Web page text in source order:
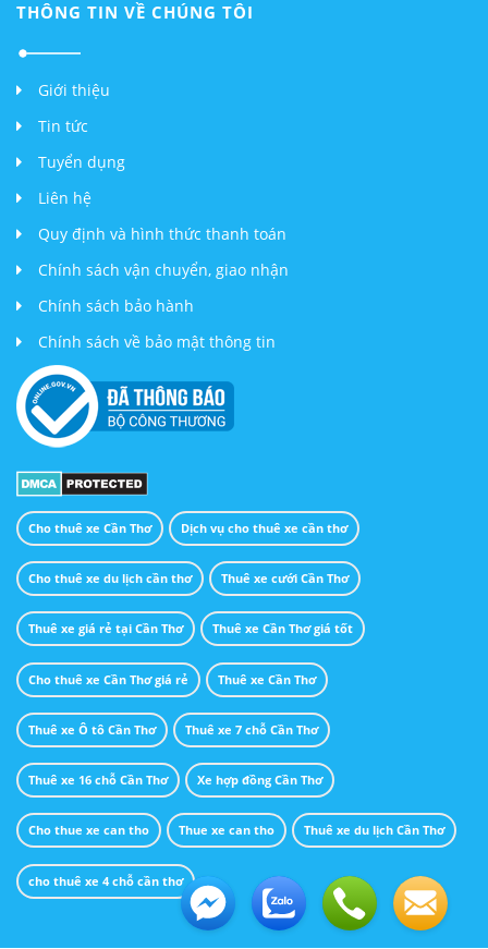
THÔNG TIN VỀ CHÚNG TÔI
Giới thiệu
Tin tức
Tuyển dụng
Liên hệ
Quy định và hình thức thanh toán
Chính sách vận chuyển, giao nhận
Chính sách bảo hành
Chính sách về bảo mật thông tin
Cho thuê xe Cần Thơ Dịch vụ cho thuê xe cần thơ
Cho thuê xe du lịch cần thơ Thuê xe cưới Cần Thơ
Thuê xe giá rẻ tại Cần Thơ Thuê xe Cần Thơ giá tốt
Cho thuê xe Cần Thơ giá rẻ Thuê xe Cần Thơ
Thuê xe Ô tô Cần Thơ Thuê xe 7 chỗ Cần Thơ
Thuê xe 16 chỗ Cần Thơ Xe hợp đồng Cần Thơ
Cho thue xe can tho Thue xe can tho Thuê xe du lịch Cần Thơ
cho thuê xe 4 chỗ cần thơ